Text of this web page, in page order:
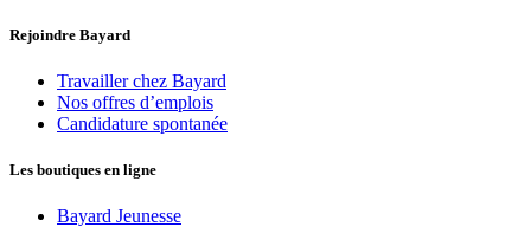
Rejoindre Bayard
Travailler chez Bayard
Nos offres d’emplois
Candidature spontanée
Les boutiques en ligne
Bayard Jeunesse